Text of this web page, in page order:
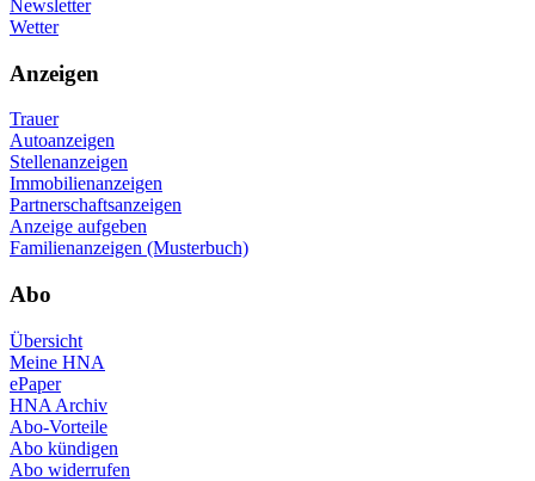
Newsletter
Wetter
Anzeigen
Trauer
Autoanzeigen
Stellenanzeigen
Immobilienanzeigen
Partnerschaftsanzeigen
Anzeige aufgeben
Familienanzeigen (Musterbuch)
Abo
Übersicht
Meine HNA
ePaper
HNA Archiv
Abo-Vorteile
Abo kündigen
Abo widerrufen